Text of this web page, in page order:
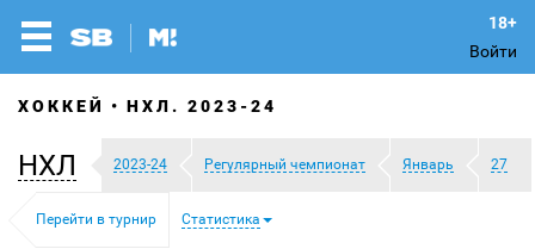
Войти
ХОККЕЙ НХЛ. 2023-24
НХЛ 2023-24 Регулярный чемпионат Январь 27
Перейти в турнир Статистика